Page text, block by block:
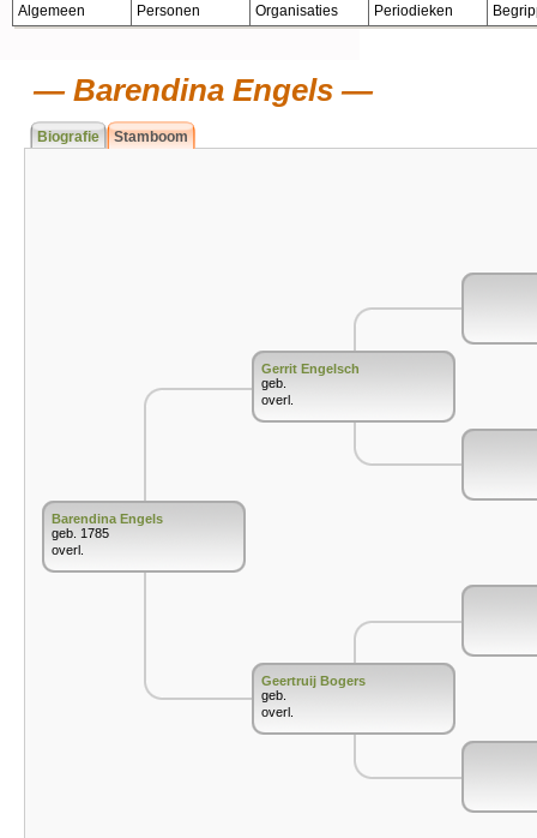
Algemeen Personen Organisaties Periodieken
Barendina Engels
Biografie Stamboom
Barendina Engels
geb. 1785
overl.
Gerrit Engelsch
geb.
overl.
Geertruij Bogers
geb.
overl.